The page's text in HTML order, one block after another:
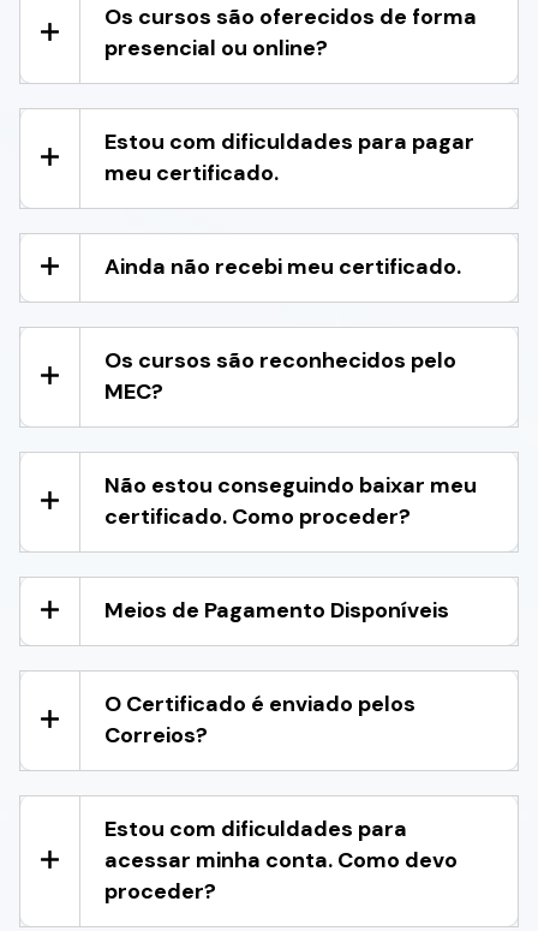
Os cursos são oferecidos de forma
presencial ou online?
Estou com dificuldades para pagar
meu certificado.
Ainda não recebi meu certificado.
Os cursos são reconhecidos pelo
MEC?
Não estou conseguindo baixar meu
certificado. Como proceder?
Meios de Pagamento Disponíveis
O Certificado é enviado pelos
Correios?
Estou com dificuldades para
acessar minha conta. Como devo
proceder?